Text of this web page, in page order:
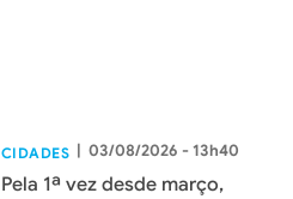
CIDADES | 03/08/2026 - 13h40
Pela 1ª vez desde março,